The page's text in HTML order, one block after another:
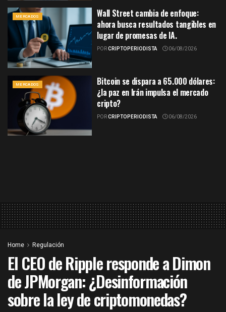
MERCADOS
Wall Street cambia de enfoque:
ahora busca resultados tangibles en
lugar de promesas de IA.
PORCRIPTOPERIODISTA 06/08/2026
MERCADOS
Bitcoin se dispara a 65.000 dólares:
¿la paz en Irán impulsa el mercado
cripto?
PORCRIPTOPERIODISTA 06/08/2026
Home Regulación
El CEO de Ripple responde a Dimon
de JPMorgan: ¿Desinformación
sobre la ley de criptomonedas?